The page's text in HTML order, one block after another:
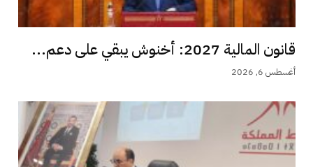
قانون المالية 2027: أخنوش يبقي على دعم...
أغسطس 6, 2026